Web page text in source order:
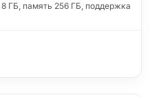
ГБ, память 256 ГБ, поддержка